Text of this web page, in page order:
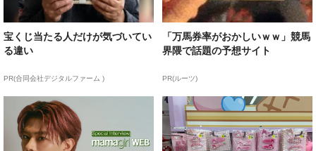
宝くじ当たる人だけが気づいてい
る違い
PR(合同会社デジタルファーム )
「万馬券率がおかしいｗｗ」競馬
界隈で話題の予想サイト
PR(ルーツ)